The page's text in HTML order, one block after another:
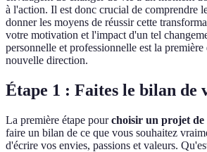
à l'action. Il est donc crucial de comprendre
donner les moyens de réussir cette
votre motivation et l'impact d'un tel
personnelle et professionnelle est la première
nouvelle direction.
Étape 1 : Faites le bilan de
La première étape pourchoisir un projet de
faire un bilan de ce que vous souhaitez
d'écrire vos envies, passions et valeurs.